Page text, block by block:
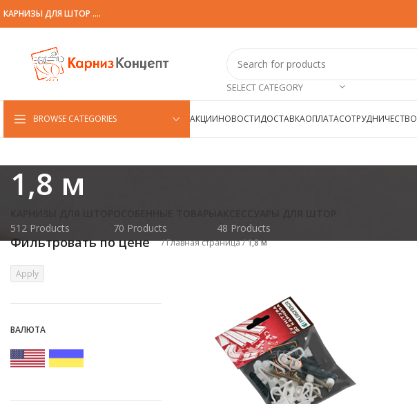
КАРНИЗЫ ДЛЯ ШТОР ....
SELECT CATEGORY
BROWSE CATEGORIES АКЦИИНОВОСТИДОСТАВКАОПЛАТАСОТРУДНИЧЕСТВО
1,8 м
512 Products
70 Products
48 Products
Фильтровать по цене
Apply
ВАЛЮТА
/Главная страница/1,8 м